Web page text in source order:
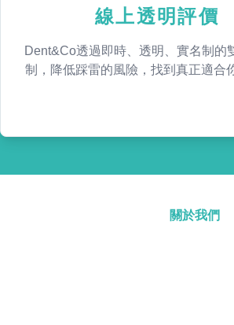
線上透明評價
Dent&Co透過即時、透明、實名制的
制，降低踩雷的風險，找到真正適合
關於我們